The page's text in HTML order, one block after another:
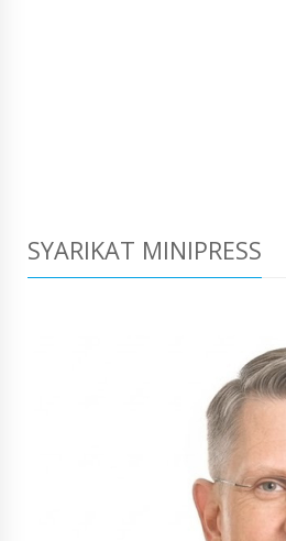
SYARIKAT MINIPRESS